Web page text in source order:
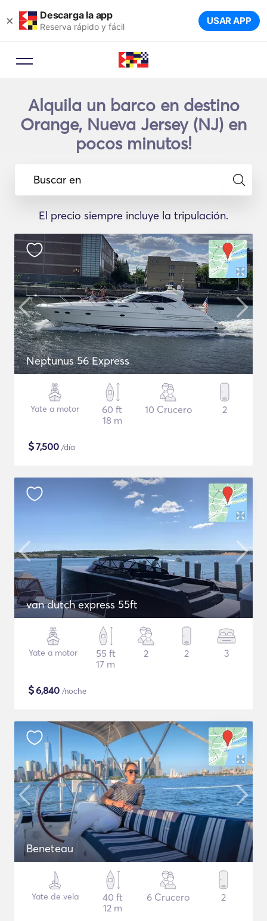
× Descarga la app
Reserva rápido y fácil USAR APP
Alquila un barco en destino
Orange, Nueva Jersey (NJ) en
pocos minutos!
Buscar en
El precio siempre incluye la tripulación.
Neptunus 56 Express
Yate a motor
60 ft
18 m
10 Crucero 2
$7,500 /día
van dutch express 55ft
Yate a motor
55 ft
17 m
2 2 3
$6,840 /noche
Beneteau
Yate de vela
40 ft
12 m
6 Crucero 2